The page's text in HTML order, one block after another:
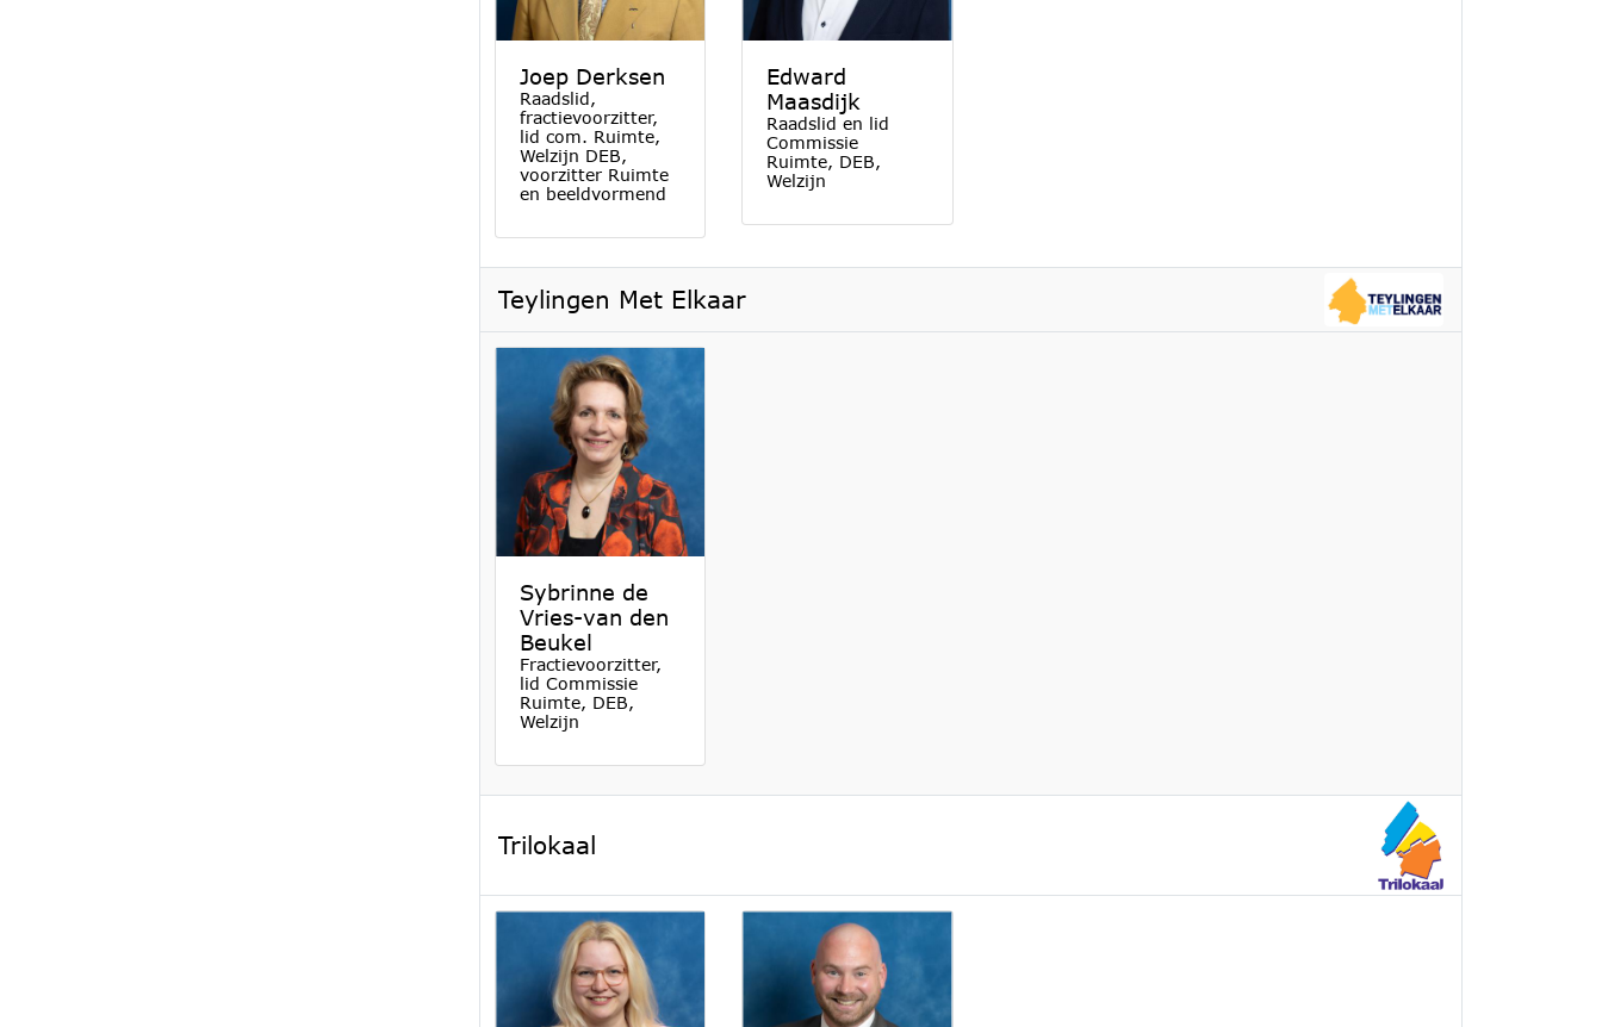
Joep Derksen
Raadslid,
fractievoorzitter,
lid com. Ruimte,
Welzijn DEB,
voorzitter Ruimte
en beeldvormend
Edward
Maasdijk
Raadslid en lid
Commissie
Ruimte, DEB,
Welzijn
Teylingen Met Elkaar
Sybrinne de
Vries-van den
Beukel
Fractievoorzitter,
lid Commissie
Ruimte, DEB,
Welzijn
Trilokaal